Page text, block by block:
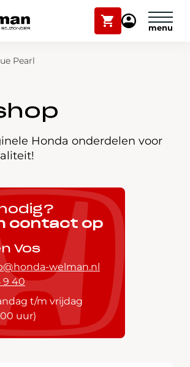
Winkelwagen
Mijn
Plan onderhoud
Mijn Honda Welman
Pearl
Honda onderdelen voor
contact op
Vos
welman.nl
9 40
t/m vrijdag
uur)